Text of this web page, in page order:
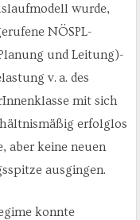
wurde,
NÖSPL-
und Leitung)-
v. a. des
mit sich
erfolglos
aber keine neuen
ausgingen.
konnte